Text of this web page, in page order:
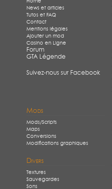
News et articles
Tutos et FAQ
Contact
Mentions légales
Ajouter un mod
Casino en Ligne
Forum
GTA Légende
Suivez-nous sur Facebook
Mods
Mods/Scripts
Maps
Conversions
Modifications graphiques
Divers
Textures
Sauvegardes
Sons